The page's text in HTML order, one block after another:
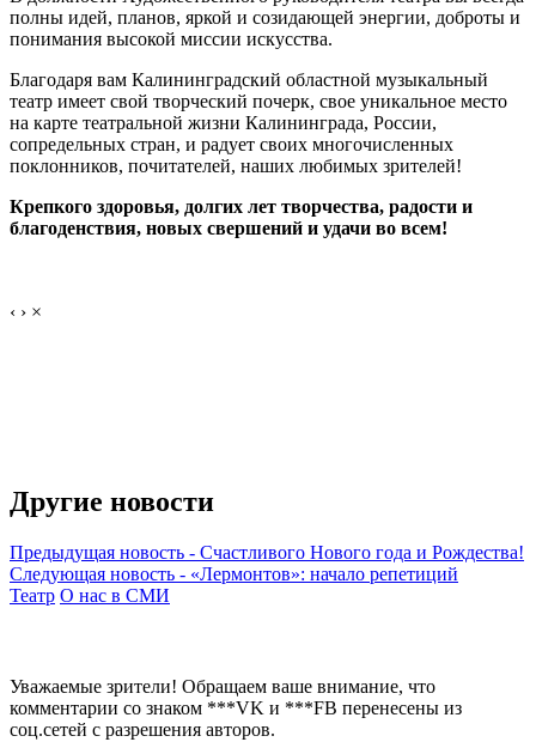
полны идей, планов, яркой и созидающей энергии, доброты и
понимания высокой миссии искусства.
Благодаря вам Калининградский областной музыкальный
театр имеет свой творческий почерк, свое уникальное место
на карте театральной жизни Калининграда, России,
сопредельных стран, и радует своих многочисленных
поклонников, почитателей, наших любимых зрителей!
Крепкого здоровья, долгих лет творчества, радости и
благоденствия, новых свершений и удачи во всем!
‹ › ×
Другие новости
Предыдущая новость - Счастливого Нового года и Рождества!
Следующая новость - «Лермонтов»: начало репетиций
Театр О нас в СМИ
Уважаемые зрители! Обращаем ваше внимание, что
комментарии со знаком ***VK и ***FB перенесены из
соц.сетей с разрешения авторов.